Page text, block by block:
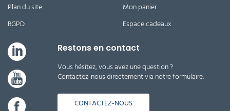
Plan du site
RGPD
Mon panier
Espace cadeaux
Restons en contact
Vous hésitez, vous avez une question ?
Contactez-nous directement via notre formulaire.
CONTACTEZ-NOUS